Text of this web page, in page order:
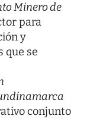
Minero de
para
y
que se
conjunto